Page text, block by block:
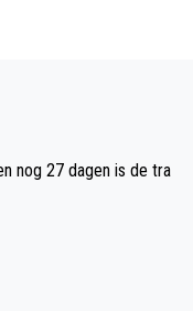
nog 27 dagen is de tra